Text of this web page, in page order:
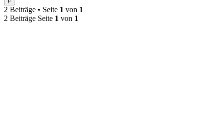
2 Beiträge • Seite 1 von 1
2 Beiträge Seite 1 von 1